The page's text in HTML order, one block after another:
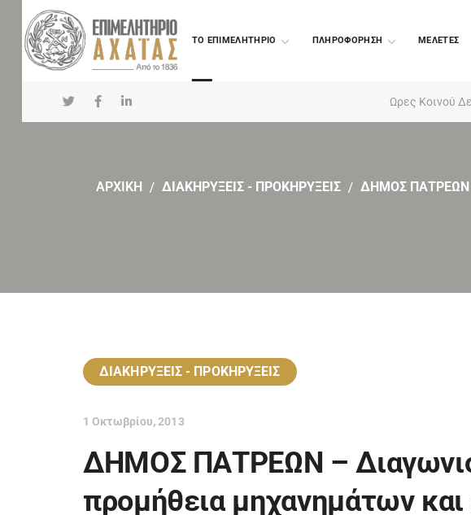
TO ΕΠΙΜΕΛΗΤΗΡΙΟ ΠΛΗΡΟΦΟΡΗΣΗ ΜΕΛΕΤΕΣ
Ωρες Κοινού
ΑΡΧΙΚΗ ΔΙΑΚΗΡΥΞΕΙΣ - ΠΡΟΚΗΡΥΞΕΙΣ ΔΗΜΟΣ ΠΑΤΡΕΩΝ –
ΔΙΑΚΗΡΥΞΕΙΣ - ΠΡΟΚΗΡΥΞΕΙΣ
1 Οκτωβρίου, 2013
ΔΗΜΟΣ ΠΑΤΡΕΩΝ –
προμήθεια μηχανημάτων